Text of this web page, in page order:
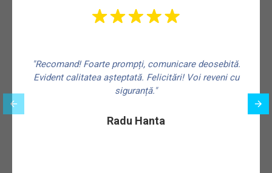
"Recomand! Foarte prompți, comunicare deosebită.
Evident calitatea așteptată. Felicitări! Voi reveni cu
siguranță."
Radu Hanta